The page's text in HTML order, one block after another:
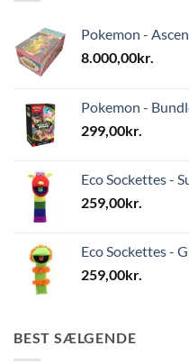
Pokemon -
8.000,00kr.
Pokemon -
299,00kr.
Eco Sockettes -
259,00kr.
Eco Sockettes -
259,00kr.
BEST SÆLGENDE